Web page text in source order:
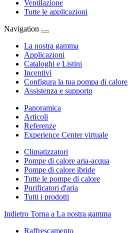
Ventilazione
Tutte le applicazioni
Navigation
La nostra gamma
Applicazioni
Cataloghi e Listini
Incentivi
Configura la tua pompa di calore
Assistenza e supporto
Panoramica
Articoli
Referenze
Experience Center virtuale
Climatizzatori
Pompe di calore aria-acqua
Pompe di calore ibride
Tutte le pompe di calore
Purificatori d'aria
Tutti i prodotti
Indietro Torna a La nostra gamma
Raffrescamento